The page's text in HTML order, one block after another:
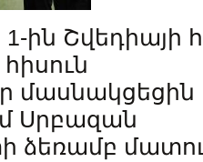
1-ին Շվեդիայի
մասնակցեցին
Սրբազան
ձեռամբ